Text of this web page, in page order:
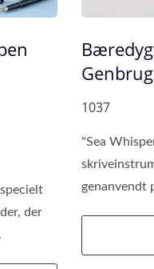
der
1037
"Sea
genanvendt